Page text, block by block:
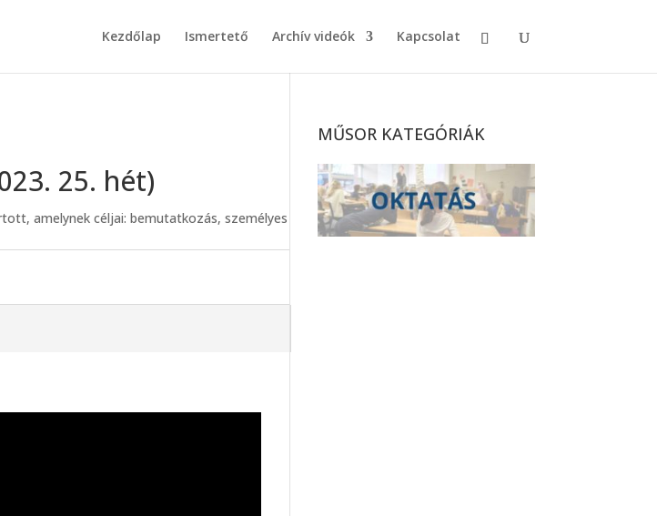
Kezdőlap Ismertető Archív videók Kapcsolat
25. hét)
amelynek céljai: bemutatkozás, személyes
MŰSOR KATEGÓRIÁK